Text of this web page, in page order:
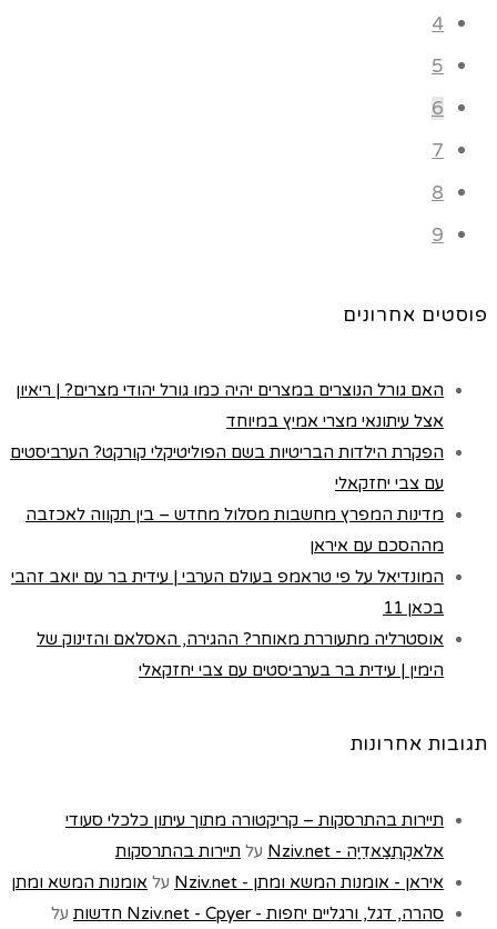
4
5
6
7
8
9
פוסטים אחרונים
האם גורל הנוצרים במצרים יהיה כמו גורל יהודי מצרים? | ריאיון
אצל עיתונאי מצרי אמיץ במיוחד
הפקרת הילדות הבריטיות בשם הפוליטיקלי קורקט? הערביסטים
עם צבי יחזקאלי
מדינות המפרץ מחשבות מסלול מחדש – בין תקווה לאכזבה
מההסכם עם איראן
המונדיאל על פי טראמפ בעולם הערבי | עידית בר עם יואב זהבי
בכאן 11
אוסטרליה מתעוררת מאוחר? ההגירה, האסלאם והזינוק של
הימין | עידית בר בערביסטים עם צבי יחזקאלי
תגובות אחרונות
תיירות בהתרסקות – קריקטורה מתוך עיתון כלכלי סעודי
אלאקְתִצַאדִיַה - Nziv.net
על תיירות בהתרסקות
איראן - אומנות המשא ומתן - Nziv.net
על אומנות המשא ומתן
סהרה, דגל, ורגליים יחפות - Nziv.net - Cpyer חדשות
על